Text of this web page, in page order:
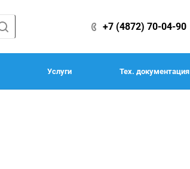
+7 (4872) 70-04-90
Услуги Тех. документация